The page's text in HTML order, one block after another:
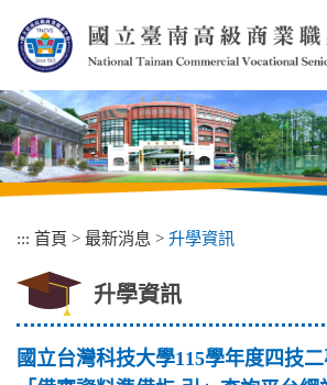
內
容
區
塊
::: 首頁 > 最新消息 > 升學資訊
升學資訊
國立台灣科技大學115學年度四技